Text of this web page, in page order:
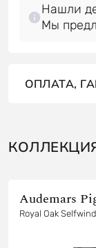
Нашли
Мы
ОПЛАТА,
КОЛЛЕКЦИЯ
Audemars
Royal Oak